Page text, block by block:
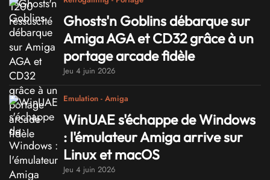
Ghosts'n Goblins débarque sur
Amiga AGA et CD32 grâce à un
portage arcade fidèle
Jeu 4 juin 2026
Emulation - Amiga
WinUAE s'échappe de Windows
: l'émulateur Amiga arrive sur
Linux et macOS
Jeu 4 juin 2026